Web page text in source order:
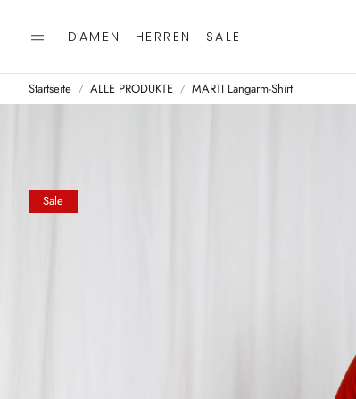
DAMEN HERREN SALE
Startseite ALLE PRODUKTE MARTI Langarm-Shirt
Sale